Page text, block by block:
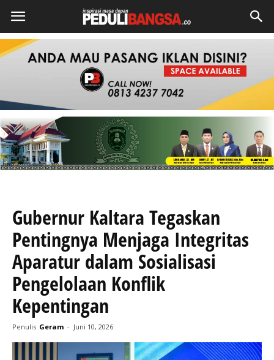
Gubernur Kaltara Tegaskan
Pentingnya Menjaga Integritas
Aparatur dalam Sosialisasi
Pengelolaan Konflik
Kepentingan
Penulis Geram - Juni 10, 2026